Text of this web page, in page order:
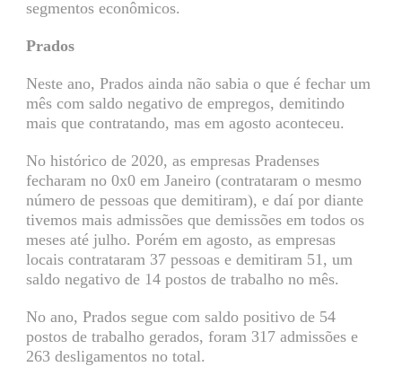
segmentos econômicos.
Prados
Neste ano, Prados ainda não sabia o que é fechar um
mês com saldo negativo de empregos, demitindo
mais que contratando, mas em agosto aconteceu.
No histórico de 2020, as empresas Pradenses
fecharam no 0x0 em Janeiro (contrataram o mesmo
número de pessoas que demitiram), e daí por diante
tivemos mais admissões que demissões em todos os
meses até julho. Porém em agosto, as empresas
locais contrataram 37 pessoas e demitiram 51, um
saldo negativo de 14 postos de trabalho no mês.
No ano, Prados segue com saldo positivo de 54
postos de trabalho gerados, foram 317 admissões e
263 desligamentos no total.